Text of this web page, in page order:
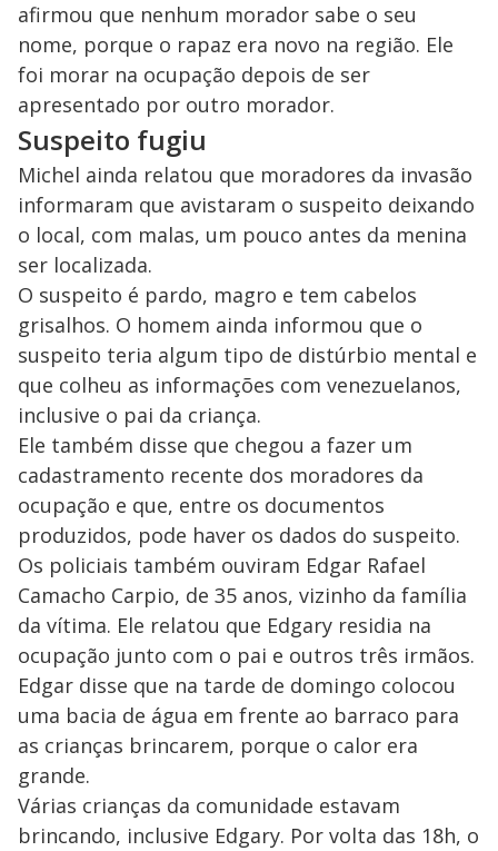
afirmou que nenhum morador sabe o seu
nome, porque o rapaz era novo na região. Ele
foi morar na ocupação depois de ser
apresentado por outro morador.
Suspeito fugiu
Michel ainda relatou que moradores da invasão
informaram que avistaram o suspeito deixando
o local, com malas, um pouco antes da menina
ser localizada.
O suspeito é pardo, magro e tem cabelos
grisalhos. O homem ainda informou que o
suspeito teria algum tipo de distúrbio mental e
que colheu as informações com venezuelanos,
inclusive o pai da criança.
Ele também disse que chegou a fazer um
cadastramento recente dos moradores da
ocupação e que, entre os documentos
produzidos, pode haver os dados do suspeito.
Os policiais também ouviram Edgar Rafael
Camacho Carpio, de 35 anos, vizinho da família
da vítima. Ele relatou que Edgary residia na
ocupação junto com o pai e outros três irmãos.
Edgar disse que na tarde de domingo colocou
uma bacia de água em frente ao barraco para
as crianças brincarem, porque o calor era
grande.
Várias crianças da comunidade estavam
brincando, inclusive Edgary. Por volta das 18h, o